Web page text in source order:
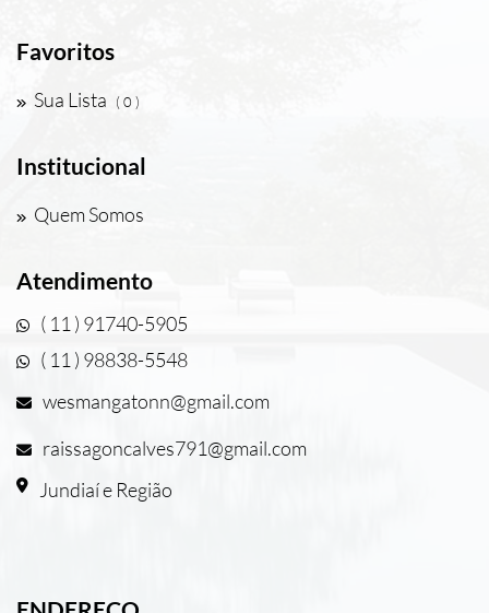
Favoritos
Sua Lista ( 0 )
Institucional
Quem Somos
Atendimento
( 11 ) 91740-5905
( 11 ) 98838-5548
wesmangatonn@gmail.com
raissagoncalves791@gmail.com
Jundiaí e Região